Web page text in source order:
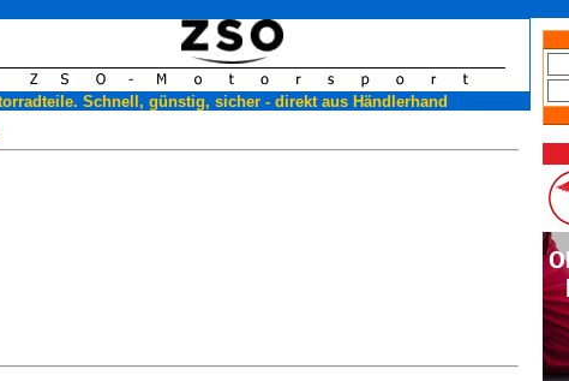
Schnell, günstig, sicher - direkt aus Händlerhand